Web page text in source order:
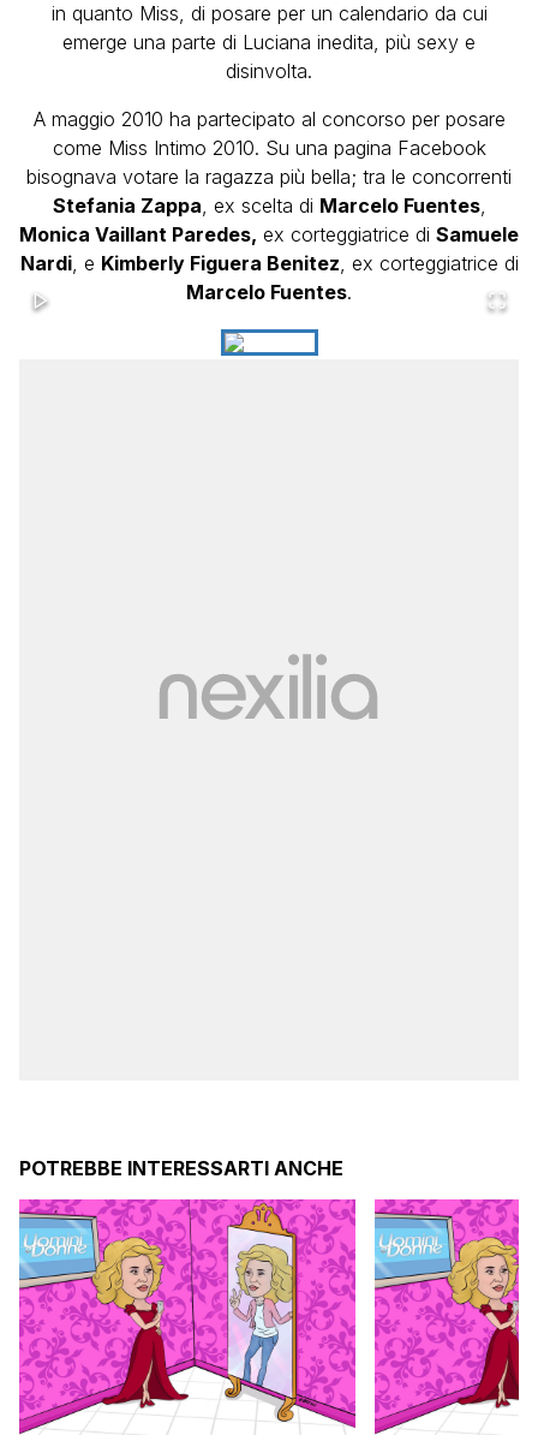
in quanto Miss, di posare per un calendario da cui
emerge una parte di Luciana inedita, più sexy e
disinvolta.
A maggio 2010 ha partecipato al concorso per posare
come Miss Intimo 2010. Su una pagina Facebook
bisognava votare la ragazza più bella; tra le concorrenti
Stefania Zappa, ex scelta di Marcelo Fuentes,
Monica Vaillant Paredes, ex corteggiatrice di Samuele
Nardi, e Kimberly Figuera Benitez, ex corteggiatrice di
Marcelo Fuentes.
POTREBBE INTERESSARTI ANCHE